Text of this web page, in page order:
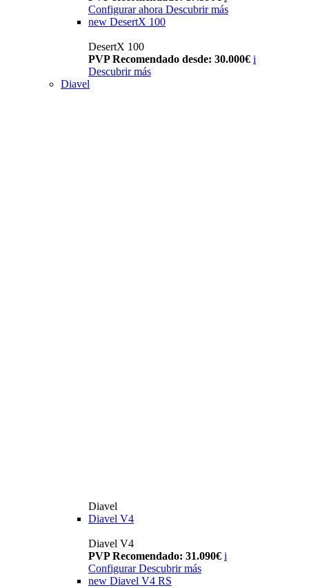
Configurar ahora Descubrir más
new DesertX 100
DesertX 100
PVP Recomendado desde: 30.000€ i
Descubrir más
Diavel
Diavel
Diavel V4
Diavel V4
PVP Recomendado: 31.090€ i
Configurar Descubrir más
new Diavel V4 RS